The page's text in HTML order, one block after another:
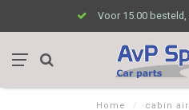
Voor 15.00
Home / cabin